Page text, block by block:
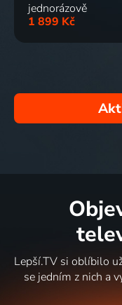
jednorázově
1 899 Kč
Lepší.TV si oblíbilo
se jedním z nich a